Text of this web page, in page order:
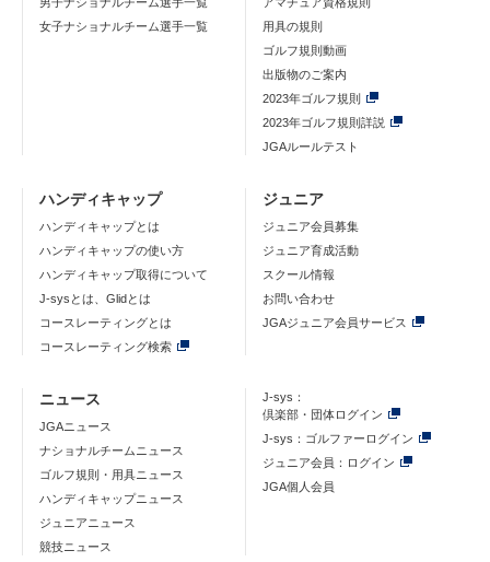
女子ナショナルチーム選手一覧
用具の規則
ゴルフ規則動画
出版物のご案内
2023年ゴルフ規則
2023年ゴルフ規則詳説
JGAルールテスト
ハンディキャップ
ハンディキャップとは
ハンディキャップの使い方
ハンディキャップ取得について
J-sysとは、Glidとは
コースレーティングとは
コースレーティング検索
ジュニア
ジュニア会員募集
ジュニア育成活動
スクール情報
お問い合わせ
JGAジュニア会員サービス
ニュース
JGAニュース
ナショナルチームニュース
ゴルフ規則・用具ニュース
ハンディキャップニュース
ジュニアニュース
競技ニュース
J-sys：
倶楽部・団体ログイン
J-sys：ゴルファーログイン
ジュニア会員：ログイン
JGA個人会員